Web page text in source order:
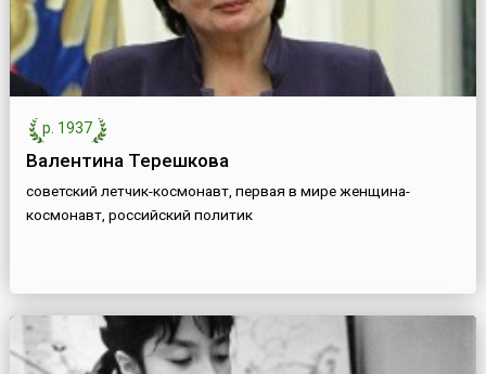
р. 1937
Валентина Терешкова
советский летчик-космонавт, первая в мире женщина-
космонавт, российский политик